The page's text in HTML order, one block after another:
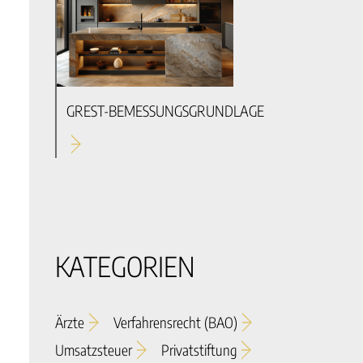
GREST-BEMESSUNGSGRUNDLAGE
KATEGORIEN
Ärzte
Verfahrensrecht (BAO)
Umsatzsteuer
Privatstiftung